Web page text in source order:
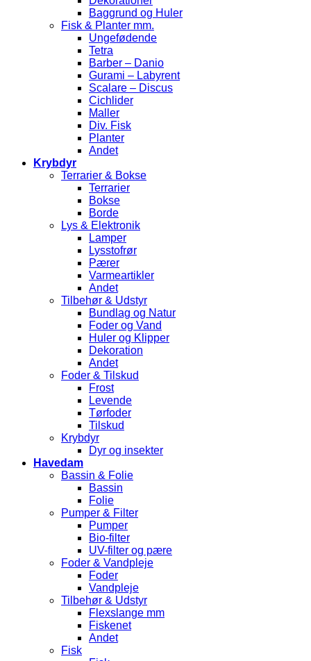
Baggrund og Huler
Fisk & Planter mm.
Ungefødende
Tetra
Barber – Danio
Gurami – Labyrent
Scalare – Discus
Cichlider
Maller
Div. Fisk
Planter
Andet
Krybdyr
Terrarier & Bokse
Terrarier
Bokse
Borde
Lys & Elektronik
Lamper
Lysstofrør
Pærer
Varmeartikler
Andet
Tilbehør & Udstyr
Bundlag og Natur
Foder og Vand
Huler og Klipper
Dekoration
Andet
Foder & Tilskud
Frost
Levende
Tørfoder
Tilskud
Krybdyr
Dyr og insekter
Havedam
Bassin & Folie
Bassin
Folie
Pumper & Filter
Pumper
Bio-filter
UV-filter og pære
Foder & Vandpleje
Foder
Vandpleje
Tilbehør & Udstyr
Flexslange mm
Fiskenet
Andet
Fisk